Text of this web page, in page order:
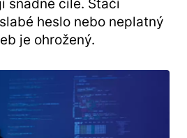
snadné cíle. Stačí
heslo nebo neplatný
je ohrožený.